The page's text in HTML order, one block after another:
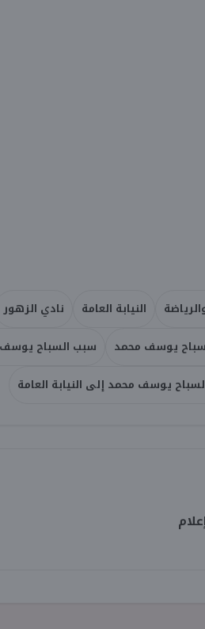
النيابة العامة نادي الزهور
يوسف محمد
سبب السباح
يوسف محمد إلى النيابة العامة